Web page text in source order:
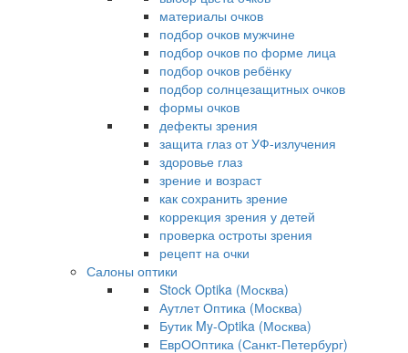
материалы очков
подбор очков мужчине
подбор очков по форме лица
подбор очков ребёнку
подбор солнцезащитных очков
формы очков
дефекты зрения
защита глаз от УФ-излучения
здоровье глаз
зрение и возраст
как сохранить зрение
коррекция зрения у детей
проверка остроты зрения
рецепт на очки
Салоны оптики
Stock Optika (Москва)
Аутлет Оптика (Москва)
Бутик My-Optika (Москва)
ЕврООптика (Санкт-Петербург)